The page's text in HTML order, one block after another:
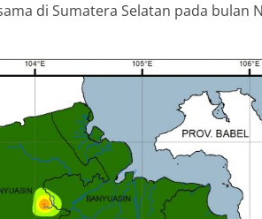
di Sumatera Selatan pada bulan